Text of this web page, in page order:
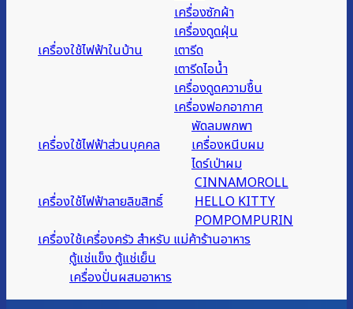
เครื่องใช้ไฟฟ้าในบ้าน
เครื่องซักผ้า
เครื่องดูดฝุ่น
เตารีด
เตารีดไอน้ำ
เครื่องดูดความชื้น
เครื่องฟอกอากาศ
เครื่องใช้ไฟฟ้าส่วนบุคคล
พัดลมพกพา
เครื่องหนีบผม
ไดร์เป่าผม
เครื่องใช้ไฟฟ้าลายลิขสิทธิ์
CINNAMOROLL
HELLO KITTY
POMPOMPURIN
เครื่องใช้เครื่องครัว สำหรับ แม่ค้าร้านอาหาร
ตู้แช่แข็ง ตู้แช่เย็น
เครื่องปั่นผสมอาหาร